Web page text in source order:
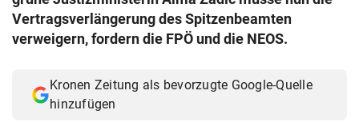
Vertragsverlängerung des Spitzenbeamten
verweigern, fordern die FPÖ und die NEOS.
Kronen Zeitung als bevorzugte Google-Quelle
hinzufügen